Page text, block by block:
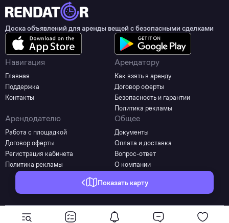
Показать карту
Доска объявлений для аренды вещей с безопасными сделками
Навигация
Главная
Поддержка
Контакты
Арендатору
Как взять в аренду
Договор оферты
Безопасность и гарантии
Политика рекламы
Арендодателю
Работа с площадкой
Договор оферты
Регистрация кабинета
Политика рекламы
Общее
Документы
Оплата и доставка
Вопрос-ответ
О компании